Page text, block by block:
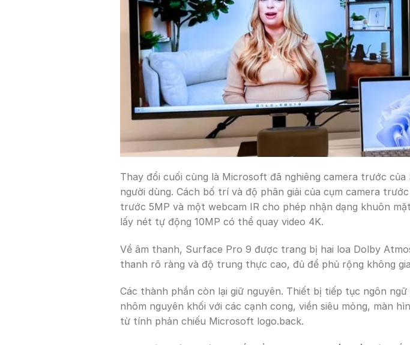
Thay đổi cuối cùng là Microsoft đã nghiêng camera trước
người dùng. Cách bố trí và độ phân giải của cụm camera
trước 5MP và một webcam IR cho phép nhận dạng khuôn
lấy nét tự động 10MP có thể quay video 4K.
Về âm thanh, Surface Pro 9 được trang bị hai loa Dolby
thanh rõ ràng và độ trung thực cao, đủ để phủ rộng không
Các thành phần còn lại giữ nguyên. Thiết bị tiếp tục ngôn
nhôm nguyên khối với các cạnh cong, viền siêu mỏng, màn
từ tính phản chiếu Microsoft logo.back.